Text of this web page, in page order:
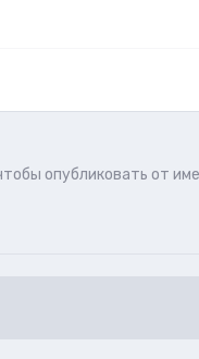
опубликовать от